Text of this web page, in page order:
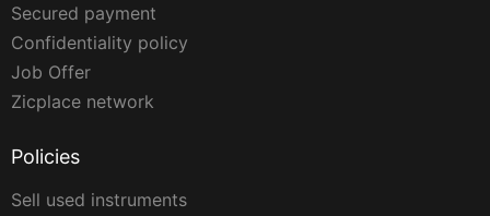
Secured payment
Confidentiality policy
Job Offer
Zicplace network
Policies
Sell used instruments